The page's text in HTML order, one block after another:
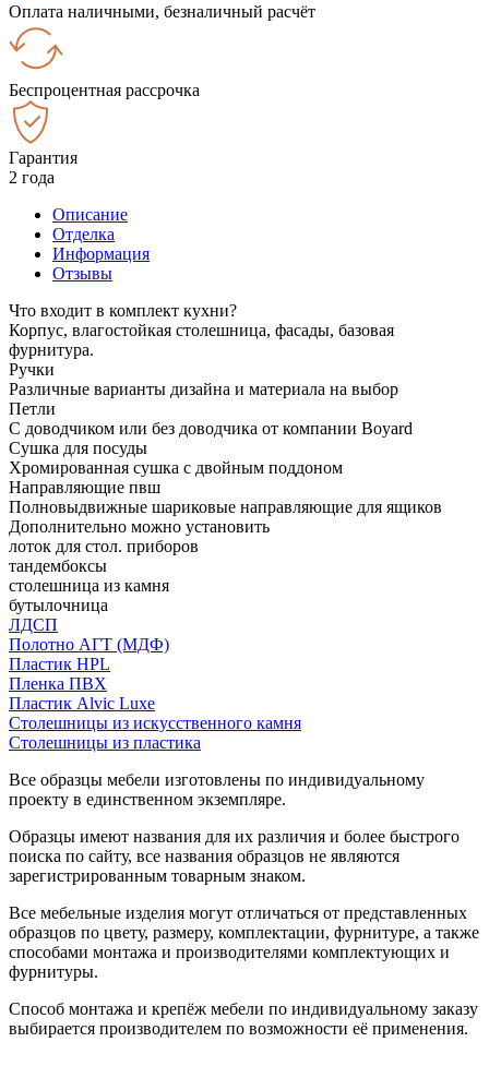
Оплата наличными, безналичный расчёт
Беспроцентная рассрочка
Гарантия
2 года
Описание
Отделка
Информация
Отзывы
Что входит в комплект кухни?
Корпус, влагостойкая столешница, фасады, базовая
фурнитура.
Ручки
Различные варианты дизайна и материала на выбор
Петли
С доводчиком или без доводчика от компании Boyard
Сушка для посуды
Хромированная сушка с двойным поддоном
Направляющие пвш
Полновыдвижные шариковые направляющие для ящиков
Дополнительно можно установить
лоток для стол. приборов
тандембоксы
столешница из камня
бутылочница
ЛДСП
Полотно АГТ (МДФ)
Пластик HPL
Пленка ПВХ
Пластик Alvic Luxe
Столешницы из искусственного камня
Столешницы из пластика
Все образцы мебели изготовлены по индивидуальному
проекту в единственном экземпляре.
Образцы имеют названия для их различия и более быстрого
поиска по сайту, все названия образцов не являются
зарегистрированным товарным знаком.
Все мебельные изделия могут отличаться от представленных
образцов по цвету, размеру, комплектации, фурнитуре, а также
способами монтажа и производителями комплектующих и
фурнитуры.
Способ монтажа и крепёж мебели по индивидуальному заказу
выбирается производителем по возможности её применения.